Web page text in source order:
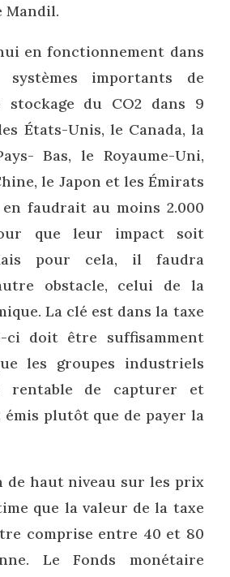
Mandil.
en fonctionnement dans
importants de
du CO2 dans 9
États-Unis, le Canada, la
Bas, le Royaume-Uni,
le Japon et les Émirats
faudrait au moins 2.000
que leur impact soit
pour cela, il faudra
obstacle, celui de la
La clé est dans la taxe
ci doit être suffisamment
les groupes industriels
rentable de capturer et
émis plutôt que de payer la
de haut niveau sur les prix
que la valeur de la taxe
comprise entre 40 et 80
Le Fonds monétaire